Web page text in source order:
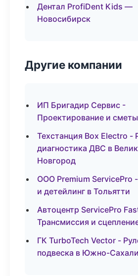
Дентал ProfiDent Kids —
Новосибирск
Другие компании
ИП Бригадир Сервис -
Проектирование и
Техстанция Box Electro -
диагностика ДВС в
Новгород
ООО Premium ServicePro
и детейлинг в Тольятти
Автоцентр ServicePro
Трансмиссия и
ГК TurboTech Vector -
подвеска в Южно-